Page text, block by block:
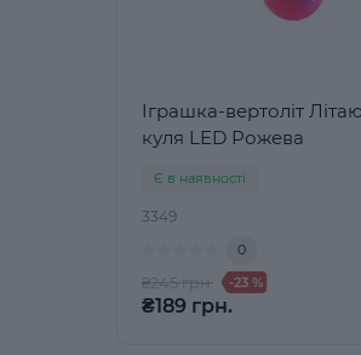
Іграшка-вертоліт
куля LED Рожева
Є в наявності
3349
0
₴245 грн. -23 %
₴189 грн.